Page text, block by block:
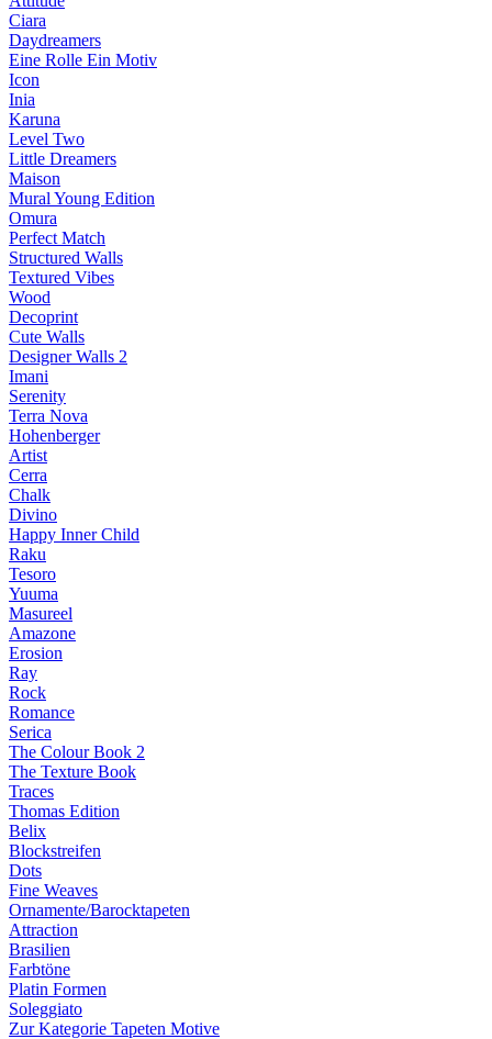
Ciara
Daydreamers
Eine Rolle Ein Motiv
Icon
Inia
Karuna
Level Two
Little Dreamers
Maison
Mural Young Edition
Omura
Perfect Match
Structured Walls
Textured Vibes
Wood
Decoprint
Cute Walls
Designer Walls 2
Imani
Serenity
Terra Nova
Hohenberger
Artist
Cerra
Chalk
Divino
Happy Inner Child
Raku
Tesoro
Yuuma
Masureel
Amazone
Erosion
Ray
Rock
Romance
Serica
The Colour Book 2
The Texture Book
Traces
Thomas Edition
Belix
Blockstreifen
Dots
Fine Weaves
Ornamente/Barocktapeten
Attraction
Brasilien
Farbtöne
Platin Formen
Soleggiato
Zur Kategorie Tapeten Motive